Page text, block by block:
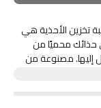
تخزين الأحذية هي
محميًا من
إليها. مصنوعة من
مختلفة من الأحذية،
للنقل. العديد